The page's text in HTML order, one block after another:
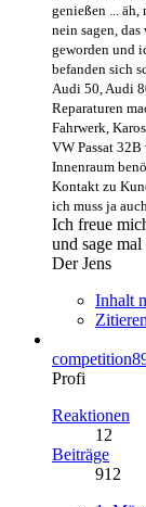
genießen ...
nein sagen,
geworden und
befanden sich
Audi 50, Audi
Reparaturen
Fahrwerk,
VW Passat
Innenraum
Kontakt zu
ich muss ja
Ich freue
und sage
Der Jens
Inhalt
Zitieren
Profi
Reaktionen
12
Beiträge
912